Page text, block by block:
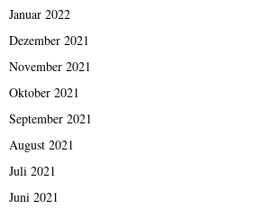
Januar 2022
Dezember 2021
November 2021
Oktober 2021
September 2021
August 2021
Juli 2021
Juni 2021